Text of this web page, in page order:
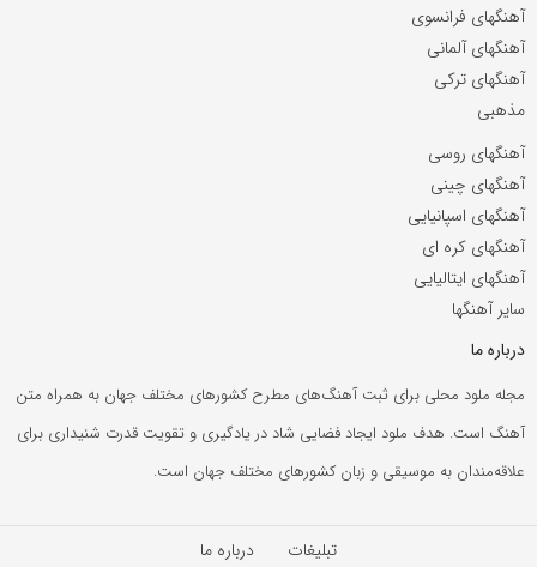
آهنگهای فرانسوی
آهنگهای آلمانی
آهنگهای ترکی
مذهبی
آهنگهای روسی
آهنگهای چینی
آهنگهای اسپانیایی
آهنگهای کره ای
آهنگهای ایتالیایی
سایر آهنگها
درباره ما
مجله ملود محلی برای ثبت آهنگ‌های مطرح کشورهای مختلف جهان به همراه متن
آهنگ است. هدف ملود ایجاد فضایی شاد در یادگیری و تقویت قدرت شنیداری برای
علاقه‌مندان به موسیقی و زبان کشورهای مختلف جهان است.
تبلیغات درباره ما